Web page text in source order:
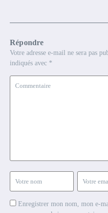
Répondre
Votre adresse e-mail ne sera pas
indiqués avec *
Enregistrer mon nom, mon e-